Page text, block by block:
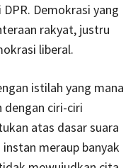
Demokrasi yang
rakyat, justru
liberal.
istilah yang mana
ciri-ciri
atas dasar suara
meraup banyak